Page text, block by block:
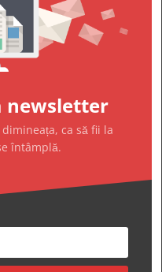
newsletter
ca să fii la
întâmplă.